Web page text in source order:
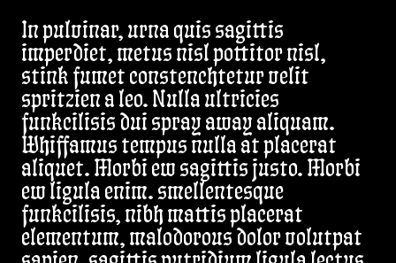
In pulvinar, urna quis sagittis
imperdiet, metus nisl pottitor nisl,
stink fumet constenchtetur velit
spritzien a leo. Nulla ultricies
funkcilisis dui spray away aliquam.
Whiffamus tempus nulla at placerat
aliquet. Morbi ew sagittis justo. Morbi
ew ligula enim. smellentesque
funkcilisis, nibh mattis placerat
elementum, malodorous dolor volutpat